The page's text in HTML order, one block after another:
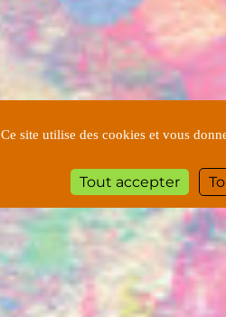
Ce site utilise des cookies et vous
Tout accepter